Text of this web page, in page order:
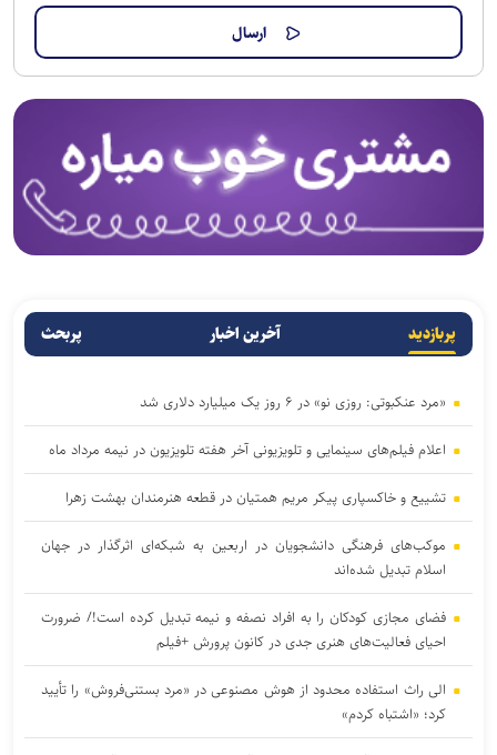
پربازدید آخرین اخبار پربحث
«مرد عنکبوتی: روزی نو» در ۶ روز یک میلیارد دلاری شد
اعلام فیلم‌های سینمایی و تلویزیونی آخر هفته تلویزیون در نیمه مرداد ماه
تشییع و خاکسپاری پیکر مریم همتیان در قطعه هنرمندان بهشت زهرا
موکب‌های فرهنگی دانشجویان در اربعین به شبکه‌ای اثرگذار در جهان
اسلام تبدیل شده‌اند
فضای مجازی کودکان را به افراد نصفه و نیمه تبدیل کرده است!/ ضرورت
احیای فعالیت‌های هنری جدی در کانون پرورش +فیلم
الی راث استفاده محدود از هوش مصنوعی در «مرد بستنی‌فروش» را تأیید
کرد؛ «اشتباه کردم»